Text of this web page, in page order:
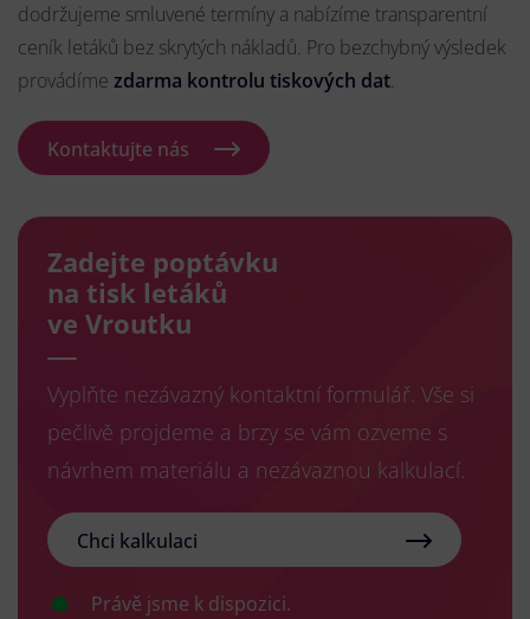
dodržujeme smluvené termíny a nabízíme transparentní
ceník letáků bez skrytých nákladů. Pro bezchybný výsledek
provádíme zdarma kontrolu tiskových dat.
Kontaktujte nás
Zadejte poptávku
na tisk letáků
ve Vroutku
Vyplňte nezávazný kontaktní formulář. Vše si
pečlivě projdeme a brzy se vám ozveme s
návrhem materiálu a nezávaznou kalkulací.
Chci kalkulaci
Právě jsme k dispozici.